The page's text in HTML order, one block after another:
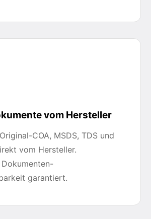
vom Hersteller
COA, MSDS, TDS und
vom Hersteller.
garantiert.